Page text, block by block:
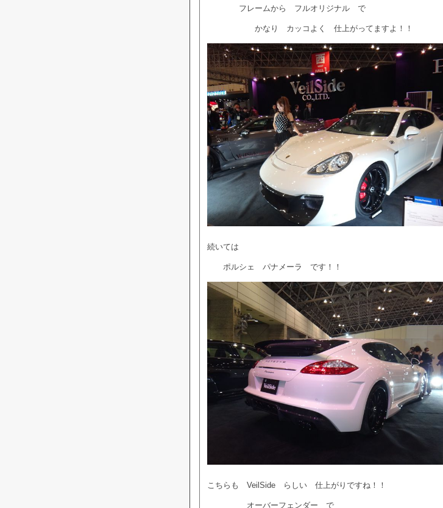
フレームから フルオリジナル で
かなり カッコよく 仕上がってますよ！！
続いては
ポルシェ パナメーラ です！！
こちらも VeilSide らしい 仕上がりですね！！
オーバーフェンダー で